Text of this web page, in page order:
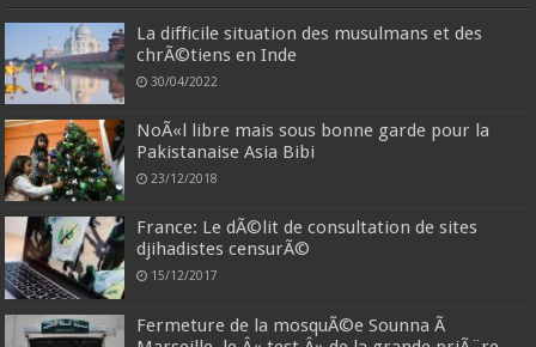
La difficile situation des musulmans et des
chrÃ©tiens en Inde
30/04/2022
NoÃ«l libre mais sous bonne garde pour la
Pakistanaise Asia Bibi
23/12/2018
France: Le dÃ©lit de consultation de sites
djihadistes censurÃ©
15/12/2017
Fermeture de la mosquÃ©e Sounna Ã